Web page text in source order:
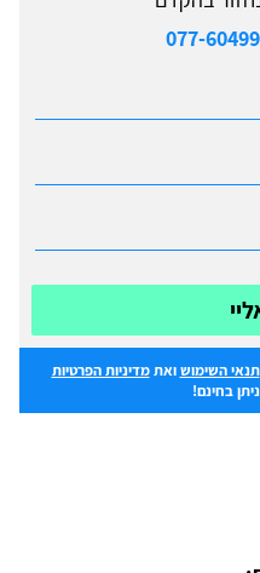
077-
תנאי השימושואתמדיניות הפרטיות
בחינם!